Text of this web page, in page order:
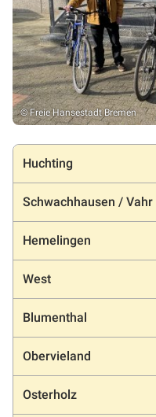
© Freie Hansestadt Bremen
Konumlar
Huchting
Schwachhausen / Vahr
Hemelingen
West
Blumenthal
Obervieland
Osterholz